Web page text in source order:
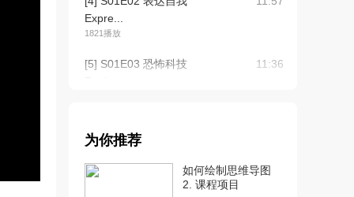
Expre...
1821播放
[5] S01E03 恐怖科技
11:36
Terri...
[7] S01E04 眼见为实
为你推荐
如何绘制思维导图
2. 课程项目